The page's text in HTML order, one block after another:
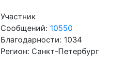
Участник
Сообщений: 10550
Благодарности: 1034
Регион: Санкт-Петербург